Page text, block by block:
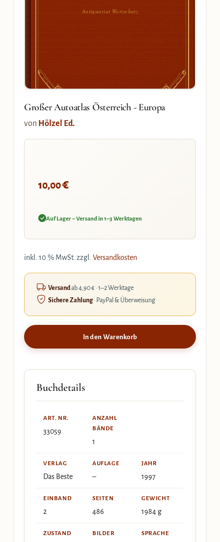
Antiquariat Wortschatz
Großer Autoatlas Österreich - Europa
von Hölzel Ed.
10,00€
Auf Lager – Versand in 1–3 Werktagen
inkl. 10 % MwSt. zzgl. Versandkosten
Versandab 4,90 € · 1–2 Werktage
Sichere Zahlung· PayPal & Überweisung
In den Warenkorb
Buchdetails
ART. NR.
33059
ANZAHL
BÄNDE
1
VERLAG
Das Beste
AUFLAGE
–
JAHR
1997
EINBAND
2
SEITEN
486
GEWICHT
1984 g
ZUSTAND BILDER SPRACHE